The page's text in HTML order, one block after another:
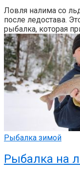
Ловля налима со
после ледостава.
рыбалка, которая
Рыбалка зимой
Рыбалка на